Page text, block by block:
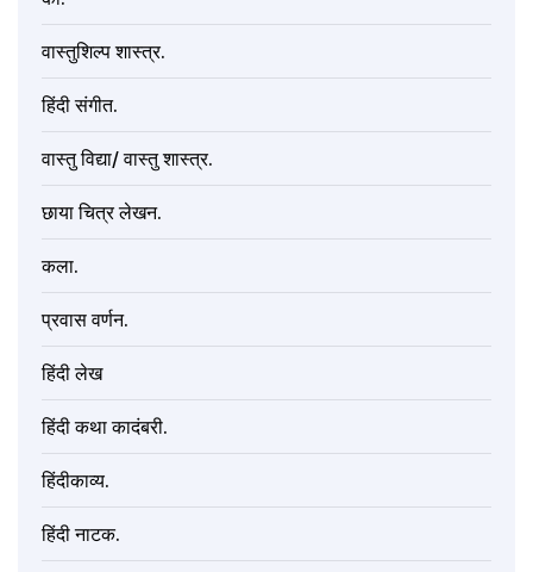
वास्तुशिल्प शास्त्र.
हिंदी संगीत.
वास्तु विद्या/ वास्तु शास्त्र.
छाया चित्र लेखन.
कला.
प्रवास वर्णन.
हिंदी लेख
हिंदी कथा कादंबरी.
हिंदीकाव्य.
हिंदी नाटक.